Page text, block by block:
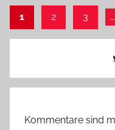
der
1 2 3 …
Kommentare sind